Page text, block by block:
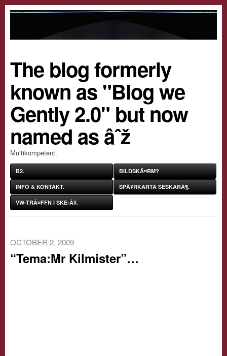
The blog formerly
known as "Blog we
Gently 2.0" but now
named as âˆž
Multikompetent.
B2. BILDSKÃ¤RM?
INFO & KONTAKT. SPÃ¥RKARTA SESKARÃ¶.
VW-TRÃ¤FFN I SKE-Ã¥.
OCTOBER 2, 2009
“Tema:Mr Kilmister”…